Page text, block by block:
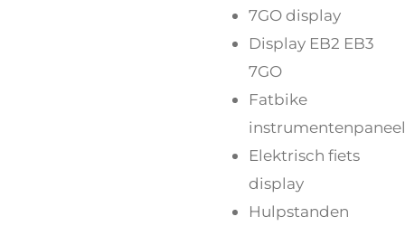
7GO display
Display EB2 EB3
7GO
Fatbike
instrumentenpaneel
Elektrisch fiets
display
Hulpstanden